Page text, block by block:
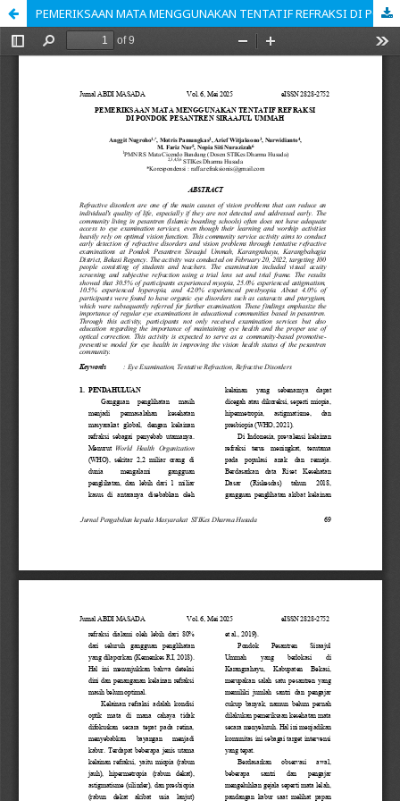
PEMERIKSAAN MATA MENGGUNAKAN TENTATIF REFRAKSI DI PONDOK PESANTREN SIRAAJUL UMMAH